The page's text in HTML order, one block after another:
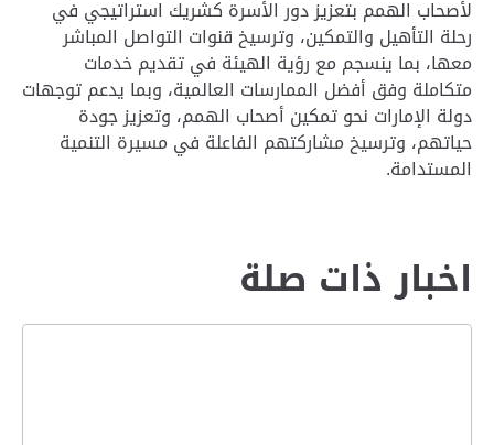
لأصحاب الهمم بتعزيز دور الأسرة كشريك استراتيجي في
رحلة التأهيل والتمكين، وترسيخ قنوات التواصل المباشر
معها، بما ينسجم مع رؤية الهيئة في تقديم خدمات
متكاملة وفق أفضل الممارسات العالمية، وبما يدعم توجهات
دولة الإمارات نحو تمكين أصحاب الهمم، وتعزيز جودة
حياتهم، وترسيخ مشاركتهم الفاعلة في مسيرة التنمية
المستدامة.
اخبار ذات صلة